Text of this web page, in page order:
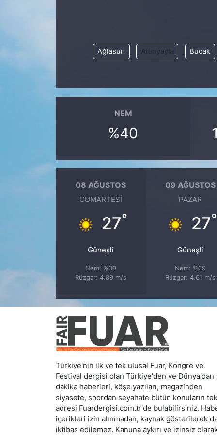
Ağlasun Altınyayla Bucak
NEM
%40
08 AĞUSTOS
CUMARTESI
27°
Güneşli
Nem: %39
Rüzgar: 4.89 m/s
09 AĞUSTOS
PAZAR
27°
Güneşli
Nem: %39
Rüzgar: 4.61 m/s
Türkiye'nin ilk ve tek ulusal Fuar, Kongre ve
Festival dergisi olan Türkiye'den ve Dünya'dan
dakika haberleri, köşe yazıları, magazinden
siyasete, spordan seyahate bütün konuların tek
adresi Fuardergisi.com.tr'de bulabilirsiniz.
içerikleri izin alınmadan, kaynak gösterilerek
iktibas edilemez. Kanuna aykırı ve izinsiz
KONGRE TAKVİMİ
BİYOGRAFİLER